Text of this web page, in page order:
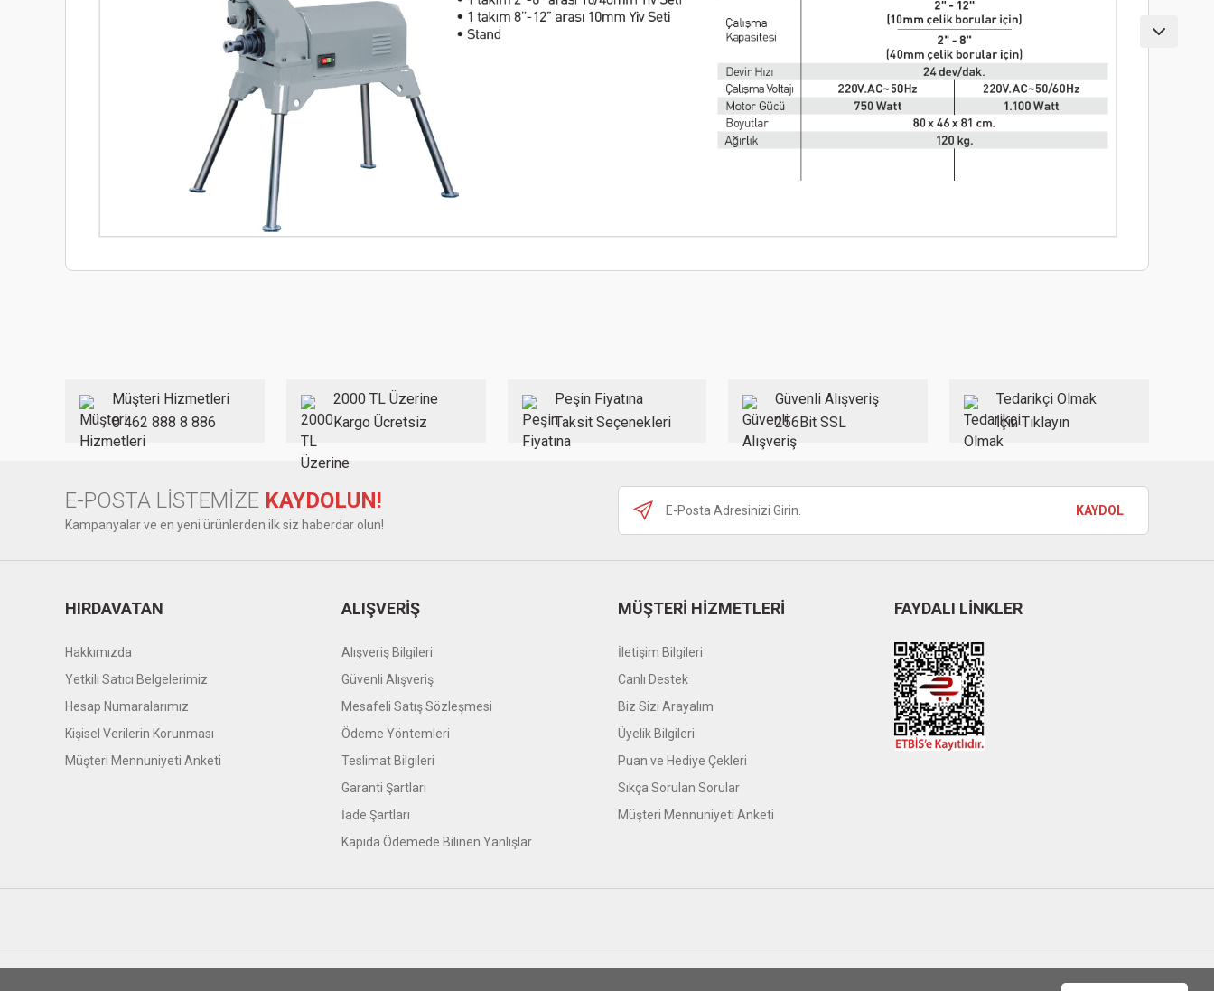
Ürün bilgilerinde hatalar bulunuyor.
Ürün fiyatı diğer sitelerden daha pahalı.
Bu ürüne benzer farklı alternatifler olmalı.
Gönder
Müşteri Hizmetleri
0 462 888 8 886
2000 TL Üzerine
Kargo Ücretsiz
Peşin Fiyatına
Taksit Seçenekleri
Güvenli Alışveriş
256Bit SSL
Tedarikçi Olmak
İçin Tıklayın
E-POSTA LİSTEMİZE KAYDOLUN!
Kampanyalar ve en yeni ürünlerden ilk siz haberdar olun!
KAYDOL
HIRDAVATAN
Hakkımızda
Yetkili Satıcı Belgelerimiz
Hesap Numaralarımız
Kişisel Verilerin Korunması
Müşteri Mennuniyeti Anketi
ALIŞVERİŞ
Alışveriş Bilgileri
Güvenli Alışveriş
Mesafeli Satış Sözleşmesi
Ödeme Yöntemleri
Teslimat Bilgileri
Garanti Şartları
İade Şartları
Kapıda Ödemede Bilinen Yanlışlar
MÜŞTERİ HİZMETLERİ
İletişim Bilgileri
Canlı Destek
Biz Sizi Arayalım
Üyelik Bilgileri
Puan ve Hediye Çekleri
Sıkça Sorulan Sorular
Müşteri Mennuniyeti Anketi
FAYDALI LİNKLER